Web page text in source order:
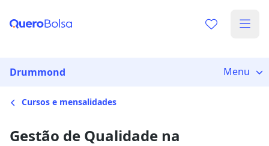
Drummond Menu
Cursos e mensalidades
Gestão de Qualidade na